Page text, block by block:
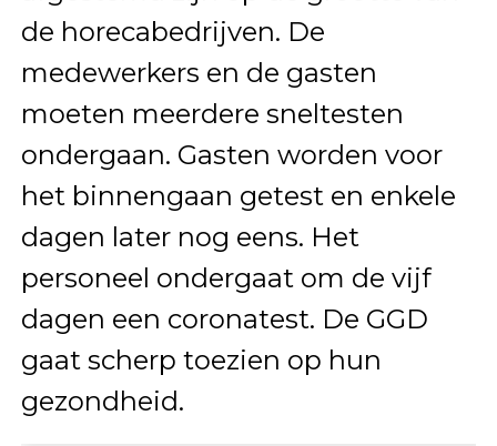
de horecabedrijven. De
medewerkers en de gasten
moeten meerdere sneltesten
ondergaan. Gasten worden voor
het binnengaan getest en enkele
dagen later nog eens. Het
personeel ondergaat om de vijf
dagen een coronatest. De GGD
gaat scherp toezien op hun
gezondheid.